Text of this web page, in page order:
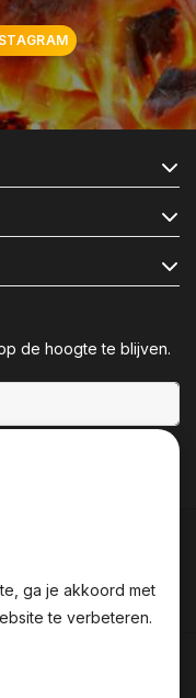
de hoogte te blijven.
ga je akkoord met
te verbeteren.